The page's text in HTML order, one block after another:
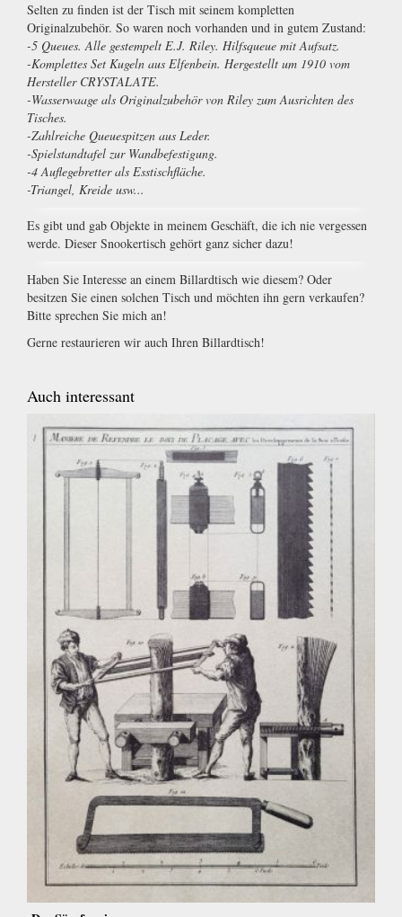
Selten zu finden ist der Tisch mit seinem kompletten
Originalzubehör. So waren noch vorhanden und in gutem Zustand:
-5 Queues. Alle gestempelt E.J. Riley. Hilfsqueue mit Aufsatz.
-Komplettes Set Kugeln aus Elfenbein. Hergestellt um 1910 vom
Hersteller CRYSTALATE.
-Wasserwaage als Originalzubehör von Riley zum Ausrichten des
Tisches.
-Zahlreiche Queuespitzen aus Leder.
-Spielstandtafel zur Wandbefestigung.
-4 Auflegebretter als Esstischfläche.
-Triangel, Kreide usw...
Es gibt und gab Objekte in meinem Geschäft, die ich nie vergessen
werde. Dieser Snookertisch gehört ganz sicher dazu!
Haben Sie Interesse an einem Billardtisch wie diesem? Oder
besitzen Sie einen solchen Tisch und möchten ihn gern verkaufen?
Bitte sprechen Sie mich an!
Gerne restaurieren wir auch Ihren Billardtisch!
Auch interessant